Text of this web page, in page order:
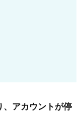
、アカウントが停